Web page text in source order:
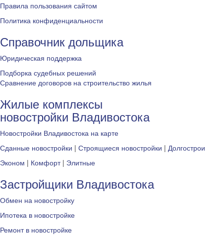
Правила пользования сайтом
Политика конфиденциальности
Справочник дольщика
Юридическая поддержка
Подборка судебных решений
Сравнение договоров на строительство жилья
Жилые комплексы
новостройки Владивостока
Новостройки Владивостока на карте
Сданные новостройки | Строящиеся новостройки | Долгострои
Эконом | Комфорт| Элитные
Застройщики Владивостока
Обмен на новостройку
Ипотека в новостройке
Ремонт в новостройке